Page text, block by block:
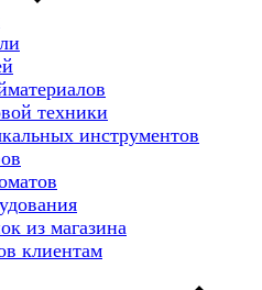
техники
инструментов
из магазина
клиентам